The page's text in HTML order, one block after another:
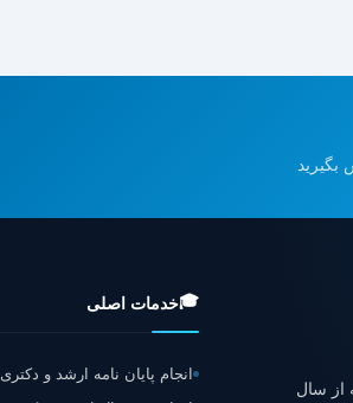
بگیرید
از سال
🎓خدمات اصلی
انجام پایان نامه ارشد و دکتری